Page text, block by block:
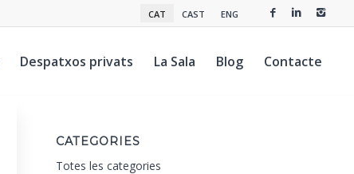
CAT CAST ENG
Despatxos privats La Sala Blog Contacte
CATEGORIES
Totes les categories